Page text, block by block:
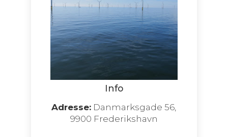
Info
Adresse: Danmarksgade 56,
9900 Frederikshavn